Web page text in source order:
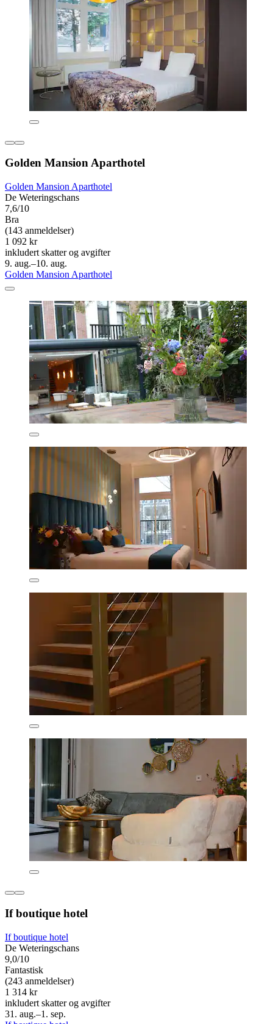
Golden Mansion Aparthotel
Golden Mansion Aparthotel
De Weteringschans
7,6/10
Bra
(143 anmeldelser)
1 092 kr
inkludert skatter og avgifter
9. aug.–10. aug.
Golden Mansion Aparthotel
If boutique hotel
If boutique hotel
De Weteringschans
9,0/10
Fantastisk
(243 anmeldelser)
1 314 kr
inkludert skatter og avgifter
31. aug.–1. sep.